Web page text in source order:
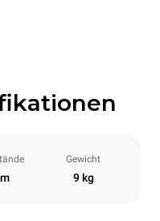
Gewicht
9 kg